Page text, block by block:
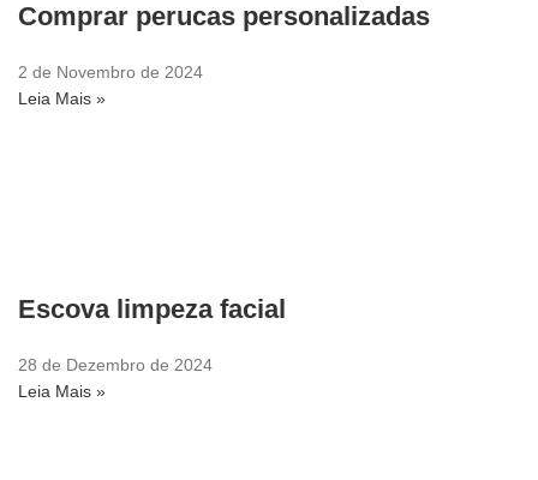
Comprar perucas personalizadas
2 de Novembro de 2024
Leia Mais »
Escova limpeza facial
28 de Dezembro de 2024
Leia Mais »